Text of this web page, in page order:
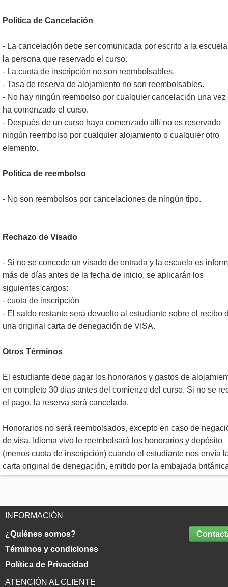
Política de Cancelación
- La cancelación debe ser comunicada por escrito a la
la persona que reservado el curso.
- La cuota de inscripción no son reembolsables.
- Tasa de reserva de alojamiento no son reembolsables.
- No hay ningún reembolso por cualquier cancelación una vez
ha comenzado el curso.
- Después de un curso haya comenzado allí no es reservado
ningún reembolso por cualquier alojamiento o cualquier otro
elemento.
Política de reembolso
- No son reembolsos por cancelaciones de ningún tipo.
Rechazo de Visado
- Si no se concede un visado de entrada y la escuela es
más de días antes de la fecha de inicio, se aplicarán los
siguientes cargos:
- cuota de inscripción
- El saldo restante será devuelto al estudiante sobre el recibo
una original carta de denegación de VISA.
Otros Términos
El estudiante debe pagar los honorarios y gastos de
en completo 30 días antes del comienzo del curso. Si no se
el pago, la reserva será cancelada.
Honorarios no será reembolsados, excepto en caso de
de visa. Idioma vivo le reembolsará los honorarios y depósito
(menos cuota de inscripción) cuando el estudiante nos envía
carta original de denegación, emitido por la embajada
INFORMACIÓN
¿Quiénes somos?
Términos y condiciones
Política de Privacidad
ATENCIÓN AL CLIENTE